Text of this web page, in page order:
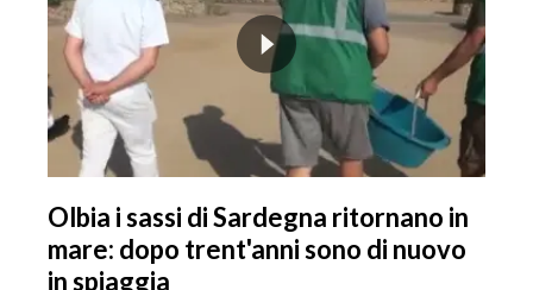
Olbia i sassi di Sardegna ritornano in
mare: dopo trent'anni sono di nuovo
in spiaggia